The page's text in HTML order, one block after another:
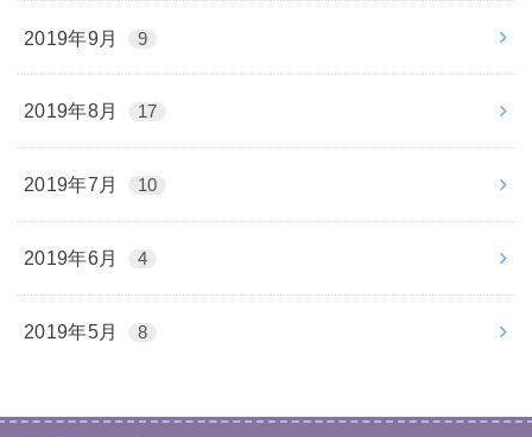
2019年9月 9
2019年8月 17
2019年7月 10
2019年6月 4
2019年5月 8